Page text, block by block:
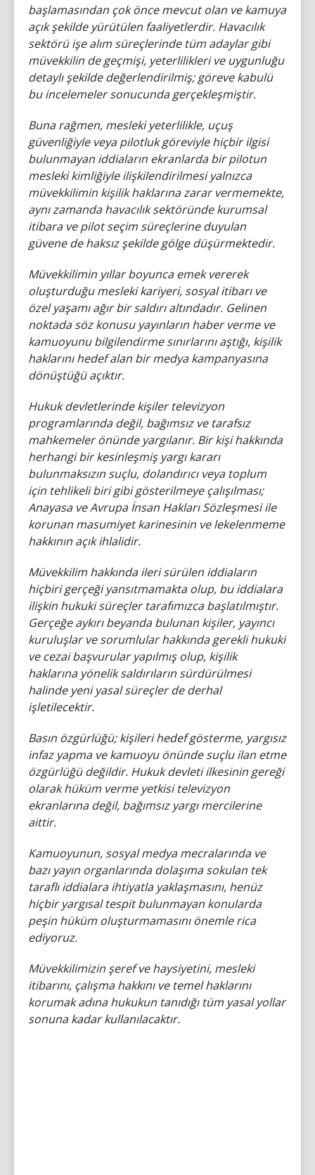
başlamasından çok önce mevcut olan ve kamuya
açık şekilde yürütülen faaliyetlerdir. Havacılık
sektörü işe alım süreçlerinde tüm adaylar gibi
müvekkilin de geçmişi, yeterlilikleri ve uygunluğu
detaylı şekilde değerlendirilmiş; göreve kabulü
bu incelemeler sonucunda gerçekleşmiştir.
Buna rağmen, mesleki yeterlilikle, uçuş
güvenliğiyle veya pilotluk göreviyle hiçbir ilgisi
bulunmayan iddiaların ekranlarda bir pilotun
mesleki kimliğiyle ilişkilendirilmesi yalnızca
müvekkilimin kişilik haklarına zarar vermemekte,
aynı zamanda havacılık sektöründe kurumsal
itibara ve pilot seçim süreçlerine duyulan
güvene de haksız şekilde gölge düşürmektedir.
Müvekkilimin yıllar boyunca emek vererek
oluşturduğu mesleki kariyeri, sosyal itibarı ve
özel yaşamı ağır bir saldırı altındadır. Gelinen
noktada söz konusu yayınların haber verme ve
kamuoyunu bilgilendirme sınırlarını aştığı, kişilik
haklarını hedef alan bir medya kampanyasına
dönüştüğü açıktır.
Hukuk devletlerinde kişiler televizyon
programlarında değil, bağımsız ve tarafsız
mahkemeler önünde yargılanır. Bir kişi hakkında
herhangi bir kesinleşmiş yargı kararı
bulunmaksızın suçlu, dolandırıcı veya toplum
için tehlikeli biri gibi gösterilmeye çalışılması;
Anayasa ve Avrupa İnsan Hakları Sözleşmesi ile
korunan masumiyet karinesinin ve lekelenmeme
hakkının açık ihlalidir.
Müvekkilim hakkında ileri sürülen iddiaların
hiçbiri gerçeği yansıtmamakta olup, bu iddialara
ilişkin hukuki süreçler tarafımızca başlatılmıştır.
Gerçeğe aykırı beyanda bulunan kişiler, yayıncı
kuruluşlar ve sorumlular hakkında gerekli hukuki
ve cezai başvurular yapılmış olup, kişilik
haklarına yönelik saldırıların sürdürülmesi
halinde yeni yasal süreçler de derhal
işletilecektir.
Basın özgürlüğü; kişileri hedef gösterme, yargısız
infaz yapma ve kamuoyu önünde suçlu ilan etme
özgürlüğü değildir. Hukuk devleti ilkesinin gereği
olarak hüküm verme yetkisi televizyon
ekranlarına değil, bağımsız yargı mercilerine
aittir.
Kamuoyunun, sosyal medya mecralarında ve
bazı yayın organlarında dolaşıma sokulan tek
taraflı iddialara ihtiyatla yaklaşmasını, henüz
hiçbir yargısal tespit bulunmayan konularda
peşin hüküm oluşturmamasını önemle rica
ediyoruz.
Müvekkilimizin şeref ve haysiyetini, mesleki
itibarını, çalışma hakkını ve temel haklarını
korumak adına hukukun tanıdığı tüm yasal yollar
sonuna kadar kullanılacaktır.